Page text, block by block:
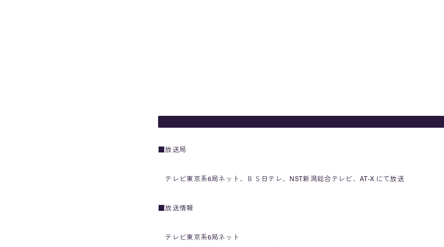
■放送局
テレビ東京系6局ネット、ＢＳ日テレ、NST新潟総合テレビ、AT-X にて放送
■放送情報
テレビ東京系6局ネット